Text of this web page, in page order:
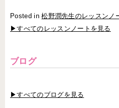
Posted in 松野潤先生のレッスンノ
▶すべてのレッスンノートを見る
ブログ
▶すべてのブログを見る